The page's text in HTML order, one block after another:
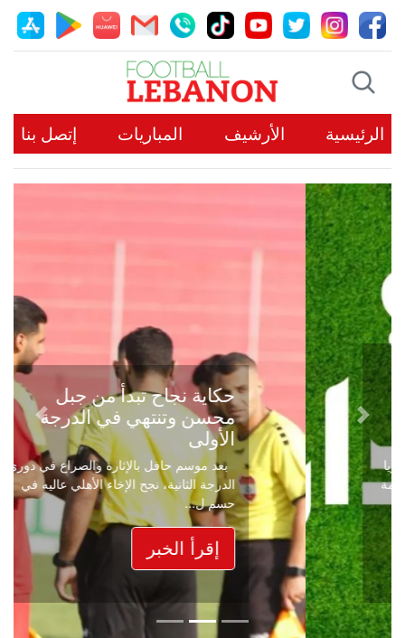
الرئيسية الأرشيف المباريات إتصل بنا
حكاية نجاح تبدأ من جبل
محسن وتنتهي في الدرجة
الأولى
بعد موسم حافل بالإثارة والصراع في دوري
الدرجة الثانية، نجح الإخاء الأهلي عاليه في
حسم ل...
إقرأ الخبر
Previous
Next